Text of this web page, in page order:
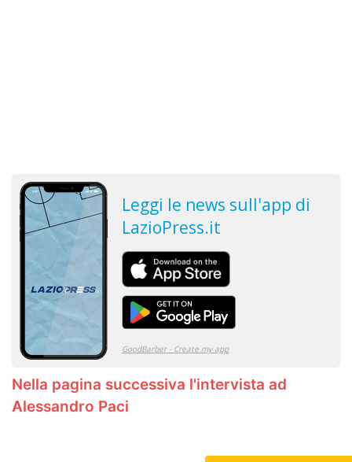
Nella pagina successiva l'intervista ad
Alessandro Paci